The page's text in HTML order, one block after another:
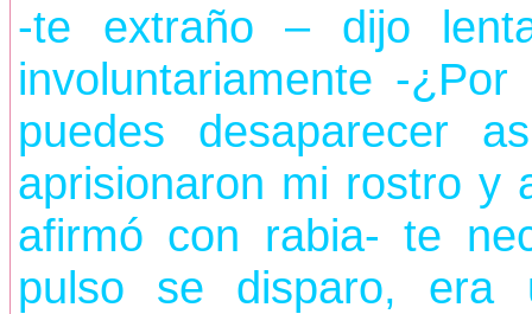
-te extraño – dijo
involuntariamente -
puedes desaparecer
aprisionaron mi rostro y
afirmó con rabia- te
pulso se disparo, era